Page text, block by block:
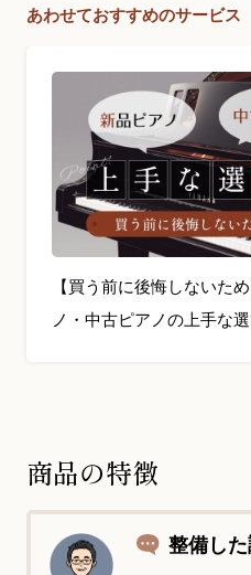
あわせておすすめのサービス
【買う前に後悔しないた
ノ・中古ピアノの上手な
商品の特徴
整備し